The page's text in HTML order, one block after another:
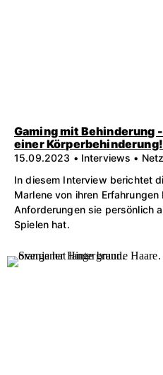
Gaming mit Behinderung
einer Körperbehinderung!
15.09.2023 • Interviews •
In diesem Interview berichtet
Marlene von ihren
Anforderungen sie persönlich
Spielen hat.